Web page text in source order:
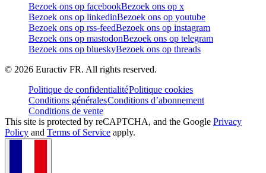
Bezoek ons op facebookBezoek ons op x
Bezoek ons op linkedinBezoek ons op youtube
Bezoek ons op rss-feedBezoek ons op instagram
Bezoek ons op mastodonBezoek ons op telegram
Bezoek ons op blueskyBezoek ons op threads
© 2026 Euractiv FR. All rights reserved.
Politique de confidentialitéPolitique cookies
Conditions généralesConditions d’abonnement
Conditions de vente
This site is protected by reCAPTCHA, and the Google Privacy
Policy and Terms of Service apply.